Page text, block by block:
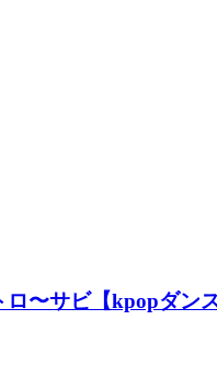
〜サビ【kpopダン